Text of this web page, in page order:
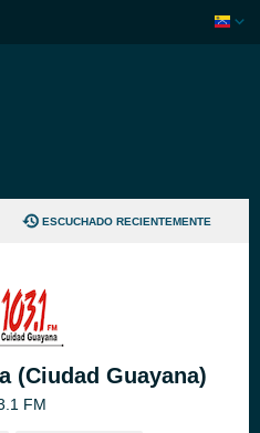
ESCUCHADO RECIENTEMENTE
(Ciudad Guayana)
FM